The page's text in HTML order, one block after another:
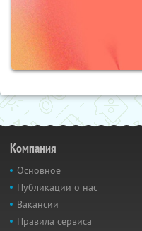
Компания
Основное
Публикации о нас
Вакансии
Правила сервиса